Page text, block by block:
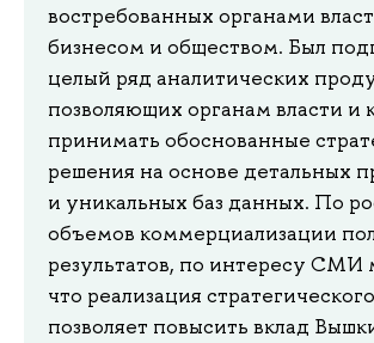
востребованных органами
бизнесом и обществом. Был
целый ряд аналитических
позволяющих органам власти и
принимать обоснованные
решения на основе детальных
и уникальных баз данных. По
объемов коммерциализации
результатов, по интересу
что реализация
позволяет повысить вклад